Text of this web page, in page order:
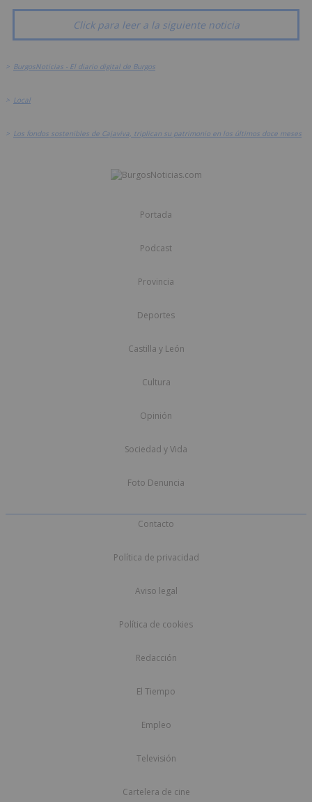
Click para leer a la siguiente noticia
> BurgosNoticias - El diario digital de Burgos
> Local
> Los fondos sostenibles de Cajaviva, triplican su patrimonio en los últimos doce meses
Portada
Podcast
Provincia
Deportes
Castilla y León
Cultura
Opinión
Sociedad y Vida
Foto Denuncia
Contacto
Política de privacidad
Aviso legal
Política de cookies
Redacción
El Tiempo
Empleo
Televisión
Cartelera de cine